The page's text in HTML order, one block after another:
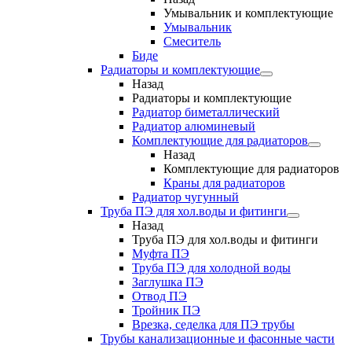
Умывальник и комплектующие
Умывальник
Смеситель
Биде
Радиаторы и комплектующие
Назад
Радиаторы и комплектующие
Радиатор биметаллический
Радиатор алюминевый
Комплектующие для радиаторов
Назад
Комплектующие для радиаторов
Краны для радиаторов
Радиатор чугунный
Труба ПЭ для хол.воды и фитинги
Назад
Труба ПЭ для хол.воды и фитинги
Муфта ПЭ
Труба ПЭ для холодной воды
Заглушка ПЭ
Отвод ПЭ
Тройник ПЭ
Врезка, седелка для ПЭ трубы
Трубы канализационные и фасонные части